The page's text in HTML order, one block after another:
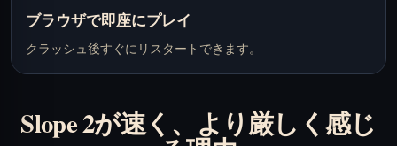
ブラウザで即座にプレイ
クラッシュ後すぐにリスタートできます。
Slope 2が速く、より厳しく感じ